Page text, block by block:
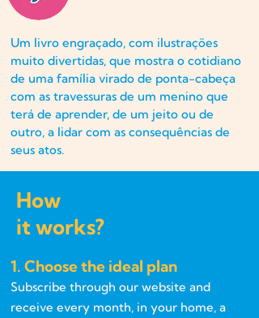
Um livro engraçado, com ilustrações
muito divertidas, que mostra o cotidiano
de uma família virado de ponta-cabeça
com as travessuras de um menino que
terá de aprender, de um jeito ou de
outro, a lidar com as consequências de
seus atos.
How
it works?
1. Choose the ideal plan
Subscribe through our website and
receive every month, in your home, a